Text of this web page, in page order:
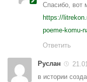
Спасибо, вот
https://
poeme-komu-
Ответить
Руслан
в истории